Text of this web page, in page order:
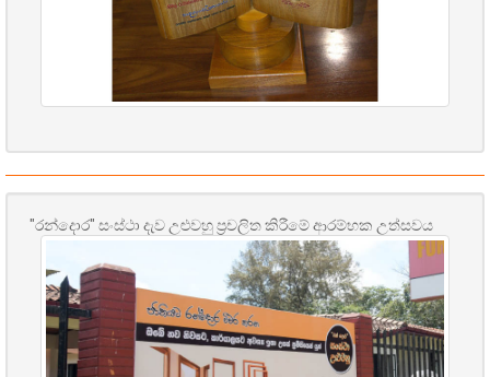
"රන්දොර" සංස්ථා දැව උළුවහු ප්‍රචලිත කිරීමේ ආරම්භක උත්සවය